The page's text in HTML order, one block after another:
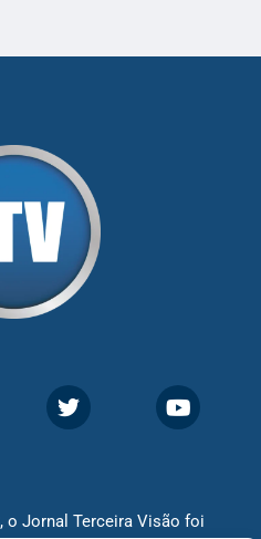
o Jornal Terceira Visão foi